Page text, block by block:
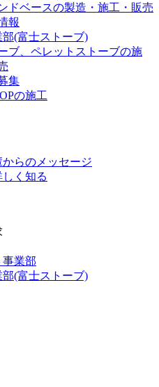
ドベースの製造・施工・販売
報
(富士ストーブ)
ブ、ペレットストーブの施
集
の施工
らのメッセージ
く知る
事業部
(富士ストーブ)